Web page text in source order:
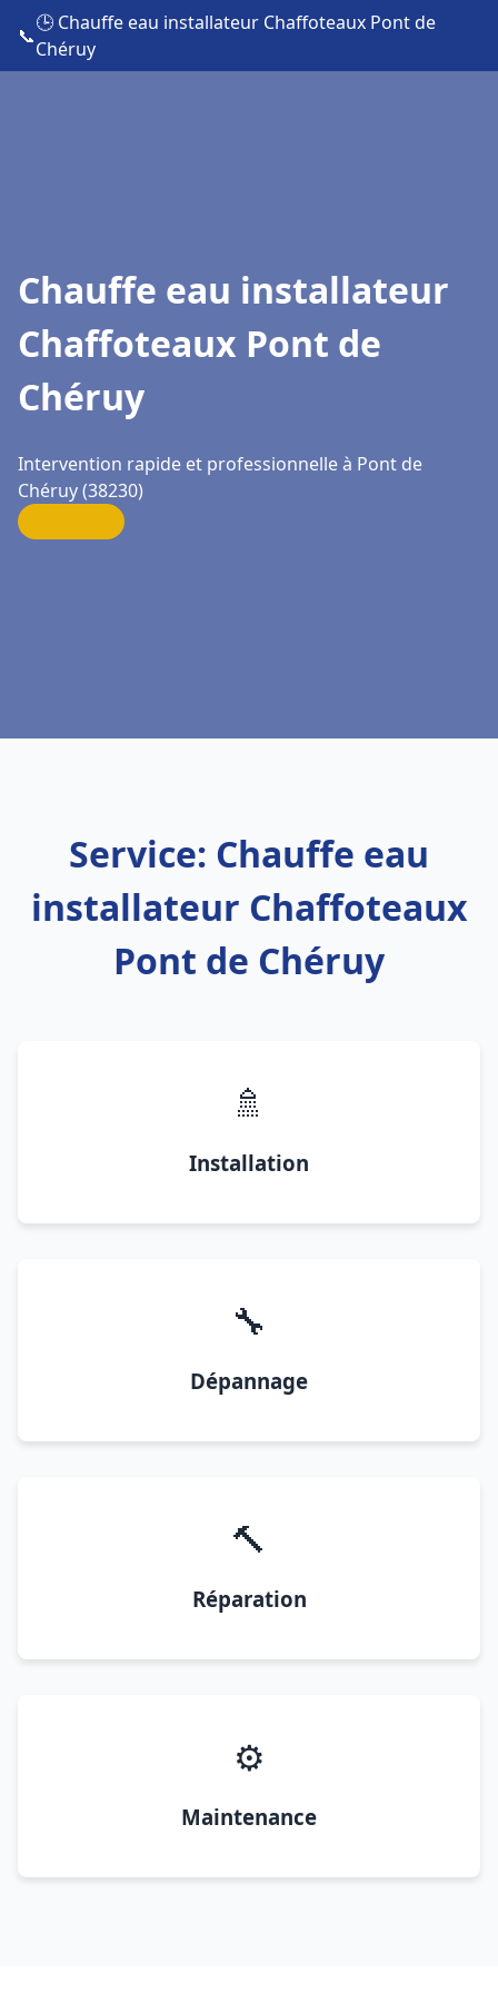
📞
🕒 Chauffe eau installateur Chaffoteaux Pont de
Chéruy
Chauffe eau installateur
Chaffoteaux Pont de
Chéruy
Intervention rapide et professionnelle à Pont de
Chéruy (38230)
Service: Chauffe eau
installateur Chaffoteaux
Pont de Chéruy
🚿
Installation
🔧
Dépannage
🔨
Réparation
⚙️
Maintenance